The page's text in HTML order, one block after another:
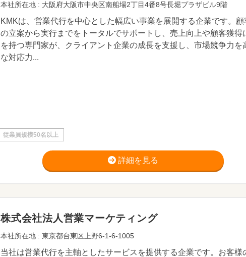
本社所在地 : 大阪府大阪市中央区南船場2丁目4番8号長堀プラザビル9階
KMKは、営業代行を中心とした幅広い事業を展開する企業です。
の立案から実行までをトータルでサポートし、売上向上や顧客獲
を持つ専門家が、クライアント企業の成長を支援し、市場競争力
な対応力...
従業員規模50名以上
詳細を見る
株式会社法人営業マーケティング
本社所在地 : 東京都台東区上野6-1-6-1005
当社は営業代行を主軸としたサービスを提供する企業です。お客